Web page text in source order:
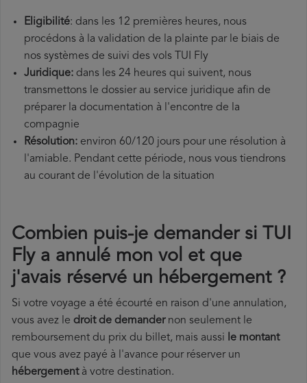
Eligibilité: dans les 12 premières heures, nous
procédons à la validation de la plainte par le biais de
nos systèmes de suivi des vols TUI Fly
Juridique: dans les 24 heures qui suivent, nous
transmettons le dossier au service juridique afin de
préparer la documentation à l'encontre de la
compagnie
Résolution: environ 60/120 jours pour une résolution à
l'amiable. Pendant cette période, nous vous tiendrons
au courant de l'évolution de la situation
Combien puis-je demander si TUI
Fly a annulé mon vol et que
j'avais réservé un hébergement ?
Si votre voyage a été écourté en raison d'une annulation,
vous avez le droit de demandernon seulement le
remboursement du prix du billet, mais aussi le montant
que vous avez payé à l'avance pour réserver un
hébergementà votre destination.